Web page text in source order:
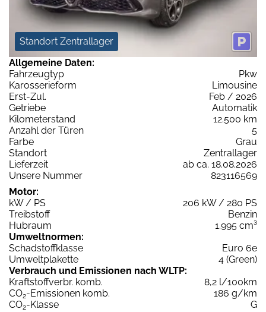
Standort Zentrallager
Allgemeine Daten:
Fahrzeugtyp
Pkw
Karosserieform
Limousine
Erst-Zul.
Feb / 2026
Getriebe
Automatik
Kilometerstand
12.500 km
Anzahl der Türen
5
Farbe
Grau
Standort
Zentrallager
Lieferzeit
ab ca. 18.08.2026
Unsere Nummer
823116569
Motor:
kW / PS
206 kW / 280 PS
Treibstoff
Benzin
Hubraum
1.995 cm³
Umweltnormen:
Schadstoffklasse
Euro 6e
Umweltplakette
4 (Green)
Verbrauch und Emissionen nach WLTP:
Kraftstoffverbr. komb.
8,2 l/100km
CO2-Emissionen komb.
186 g/km
CO2-Klasse
G